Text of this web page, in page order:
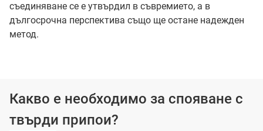
съединяване се е утвърдил в съвремието, а в
дългосрочна перспектива също ще остане надежден
метод.
Какво е необходимо за спояване с
твърди припои?